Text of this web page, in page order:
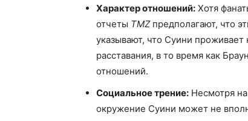
Характер отношений: Хотя
отчеты TMZпредполагают, что
указывают, что Суини
расставания, в то время как
отношений.
Социальное трение: Несмотря
окружение Суини может не